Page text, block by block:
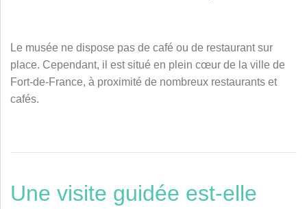
Le musée ne dispose pas de café ou de restaurant sur
place. Cependant, il est situé en plein cœur de la ville de
Fort-de-France, à proximité de nombreux restaurants et
cafés.
Une visite guidée est-elle